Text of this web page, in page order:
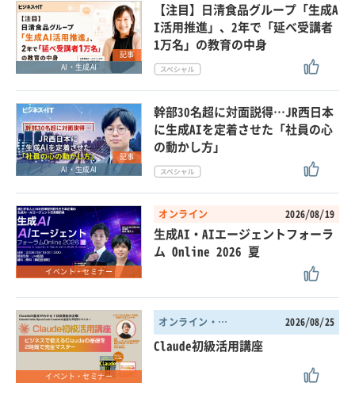
記事
AI・生成AI
【注目】日清食品グループ「生成A
I活用推進」、2年で「延べ受講者
1万名」の教育の中身
記事
AI・生成AI
幹部30名超に対面説得…JR西日本
に生成AIを定着させた「社員の心
の動かし方」
イベント・セミナー
オンライン 2026/08/19
生成AI・AIエージェントフォーラ
ム Online 2026 夏
イベント・セミナー
オンライン・東京都 2026/08/25
Claude初級活用講座